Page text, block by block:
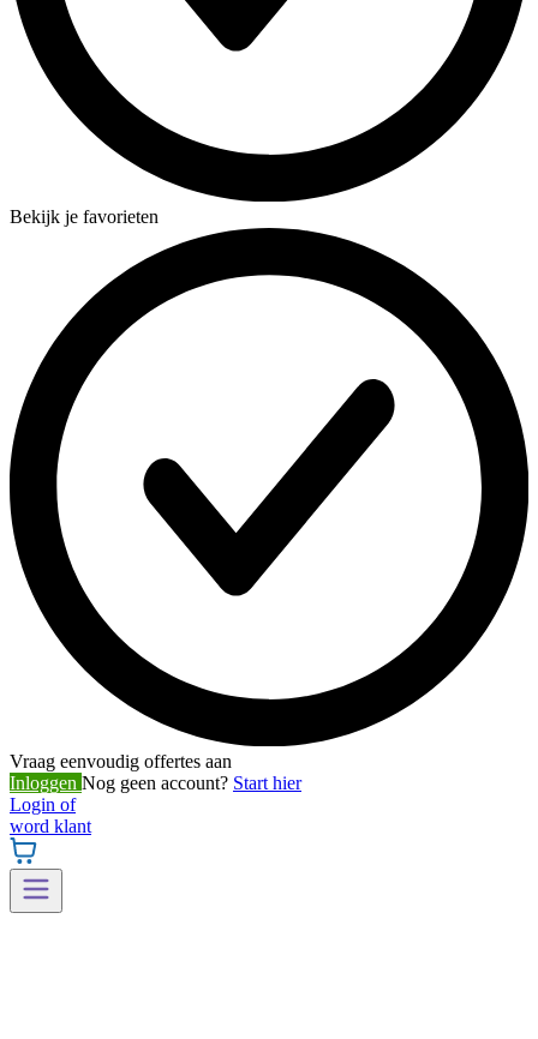
Bekijk je favorieten
Vraag eenvoudig offertes aan
Inloggen Nog geen account? Start hier
Login of
word klant